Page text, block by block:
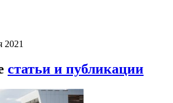
2021
статьи и публикации